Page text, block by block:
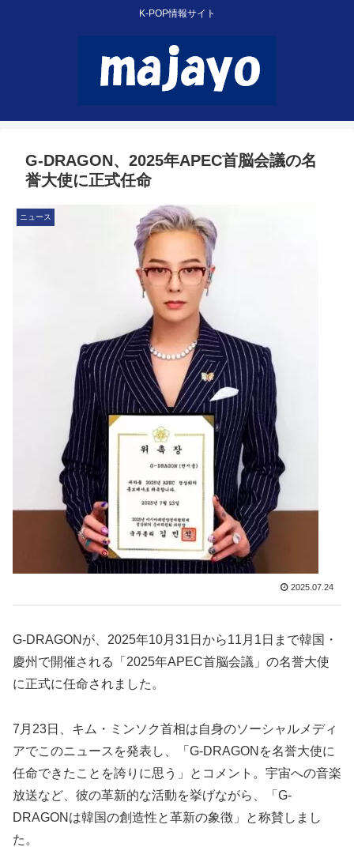
K-POP情報サイト
G-DRAGON、2025年APEC首脳会議の名
誉大使に正式任命
ニュース
2025.07.24
G-DRAGONが、2025年10月31日から11月1日まで韓国・
慶州で開催される「2025年APEC首脳会議」の名誉大使
に正式に任命されました。
7月23日、キム・ミンソク首相は自身のソーシャルメディ
アでこのニュースを発表し、「G-DRAGONを名誉大使に
任命できたことを誇りに思う」とコメント。宇宙への音楽
放送など、彼の革新的な活動を挙げながら、「G-
DRAGONは韓国の創造性と革新の象徴」と称賛しまし
た。